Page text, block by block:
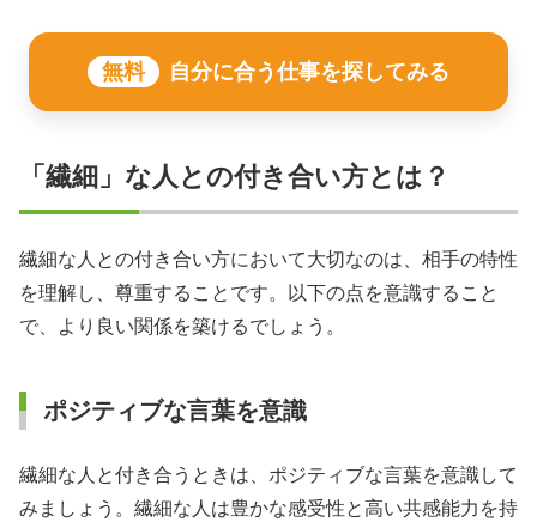
無料 自分に合う仕事を探してみる
「繊細」な人との付き合い方とは？
繊細な人との付き合い方において大切なのは、相手の特性
を理解し、尊重することです。以下の点を意識すること
で、より良い関係を築けるでしょう。
ポジティブな言葉を意識
繊細な人と付き合うときは、ポジティブな言葉を意識して
みましょう。繊細な人は豊かな感受性と高い共感能力を持